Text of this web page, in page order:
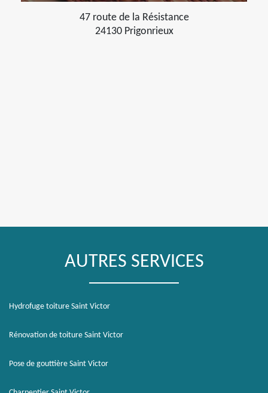
47 route de la Résistance
24130 Prigonrieux
AUTRES SERVICES
Hydrofuge toiture Saint Victor
Rénovation de toiture Saint Victor
Pose de gouttière Saint Victor